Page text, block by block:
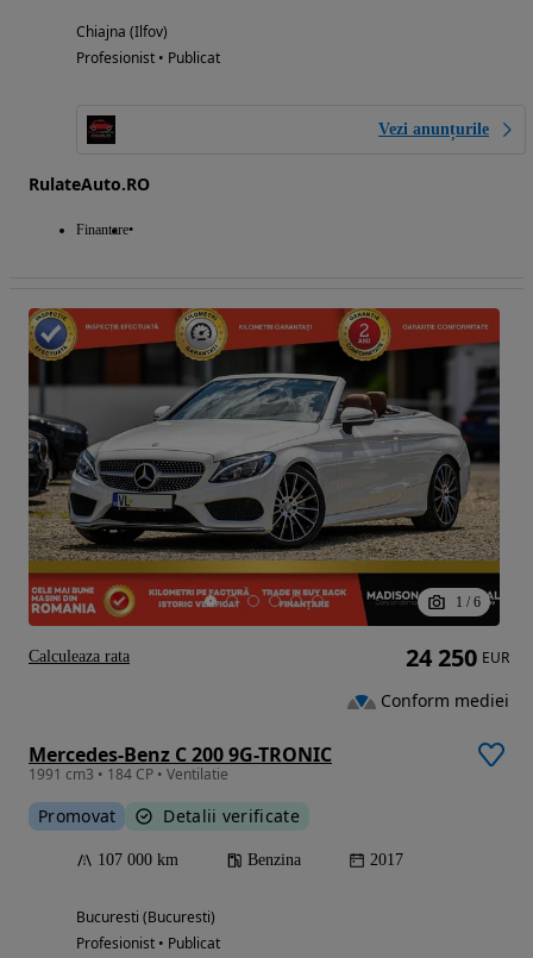
Chiajna (Ilfov)
Profesionist • Publicat
Vezi anunțurile
RulateAuto.RO
Finantare
1 / 6
Mercedes-Benz C 200 9G-TRONIC
1991 cm3 • 184 CP • Ventilatie
Promovat Detalii verificate
107 000 km Benzina 2017
Bucuresti (Bucuresti)
Profesionist • Publicat
24 250 EUR
Conform mediei
Calculeaza rata